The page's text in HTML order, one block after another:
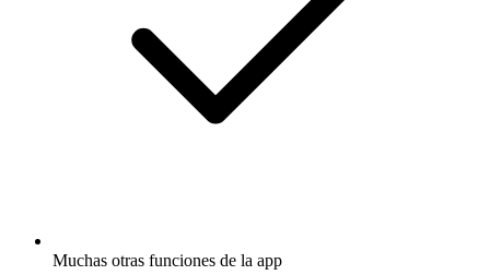
Muchas otras funciones de la app